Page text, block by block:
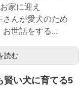
家に迎え
さんが愛犬のため
世話をする...
読む
賢い犬に育てる5